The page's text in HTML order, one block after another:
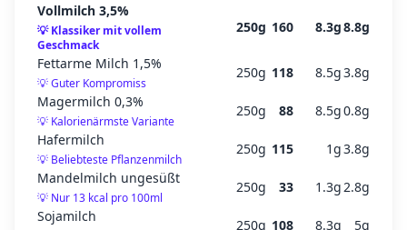
Vollmilch 3,5%
💡Klassiker mit vollem
Geschmack
250g 160 8.3g8.8g
Fettarme Milch 1,5%
💡Guter Kompromiss
250g 118 8.5g3.8g
Magermilch 0,3%
💡 Kalorienärmste Variante
250g 88 8.5g0.8g
Hafermilch
💡 Beliebteste Pflanzenmilch
250g 115 1g3.8g
Mandelmilch ungesüßt
💡 Nur 13 kcal pro 100ml
250g 33 1.3g2.8g
Sojamilch
250g 108 8.3g 5g